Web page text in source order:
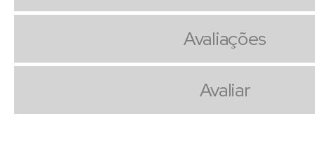
Avaliações
Avaliar